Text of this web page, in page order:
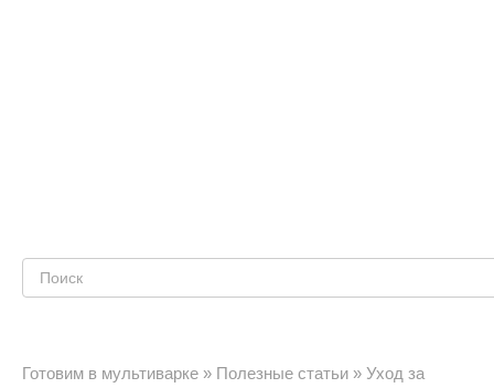
Поиск:
Готовим в мультиварке » Полезные статьи » Уход за